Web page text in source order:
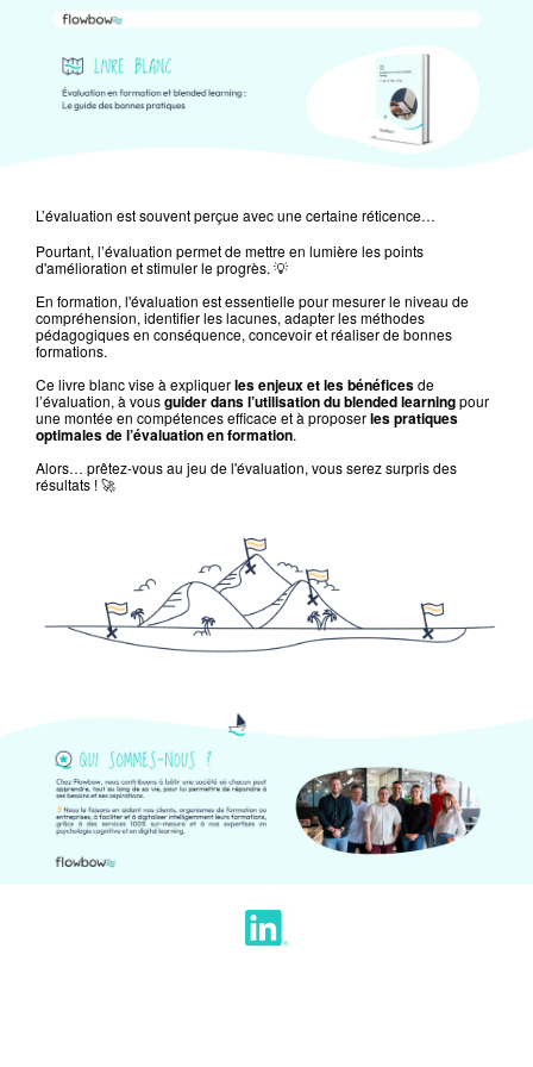
L’évaluation est souvent perçue avec une certaine réticence…
Pourtant, l’évaluation permet de mettre en lumière les points
d'amélioration et stimuler le progrès. 💡
En formation, l'évaluation est essentielle pour mesurer le niveau de
compréhension, identifier les lacunes, adapter les méthodes
pédagogiques en conséquence, concevoir et réaliser de bonnes
formations.
Ce livre blanc vise à expliquerles enjeux et les bénéficesde
l’évaluation, à vousguider dans l’utilisation du blended learningpour
une montée en compétences efficace et à proposerles pratiques
optimales de l’évaluation en formation.
Alors… prêtez-vous au jeu de l'évaluation, vous serez surpris des
résultats ! 🚀